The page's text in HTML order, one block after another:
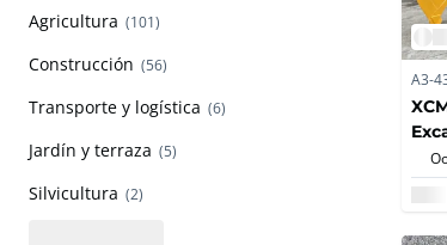
Agricultura (101)
Construcción (56)
Transporte y logística (6)
Jardín y terraza (5)
Silvicultura (2)
A3-